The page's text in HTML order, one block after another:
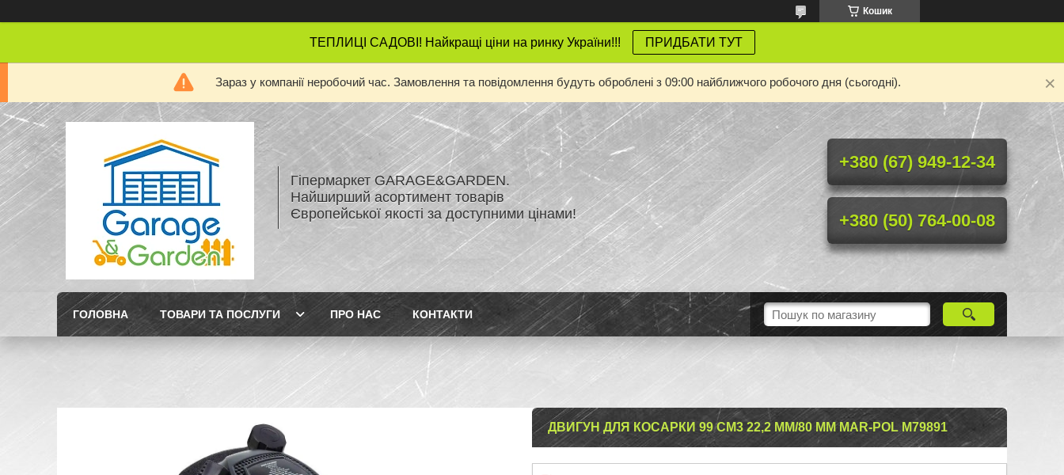
Кошик
ТЕПЛИЦІ САДОВІ! Найкращі ціни на ринку України!!! ПРИДБАТИ ТУТ
Зараз у компанії неробочий час. Замовлення та повідомлення будуть оброблені з 09:00 найближчого робочого дня (сьогодні).
Гіпермаркет GARAGE&GARDEN.
Найширший асортимент товарів
Європейської якості за доступними цінами!
+380 (67) 949-12-34
+380 (50) 764-00-08
ГОЛОВНА ТОВАРИ ТА ПОСЛУГИ ПРО НАС КОНТАКТИ
ДВИГУН ДЛЯ КОСАРКИ 99 СМ3 22,2 ММ/80 ММ MAR-POL M79891